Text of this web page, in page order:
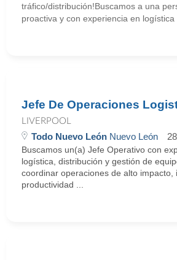
tráfico/distribución!Buscamos a una
proactiva y con experiencia en logística
Jefe De Operaciones
LIVERPOOL
Todo Nuevo León Nuevo León
Buscamos un(a) Jefe Operativo con
logística, distribución y gestión de
coordinar operaciones de alto impacto,
productividad ...